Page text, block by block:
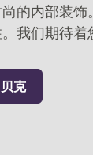
的内部装
我们期待着
克